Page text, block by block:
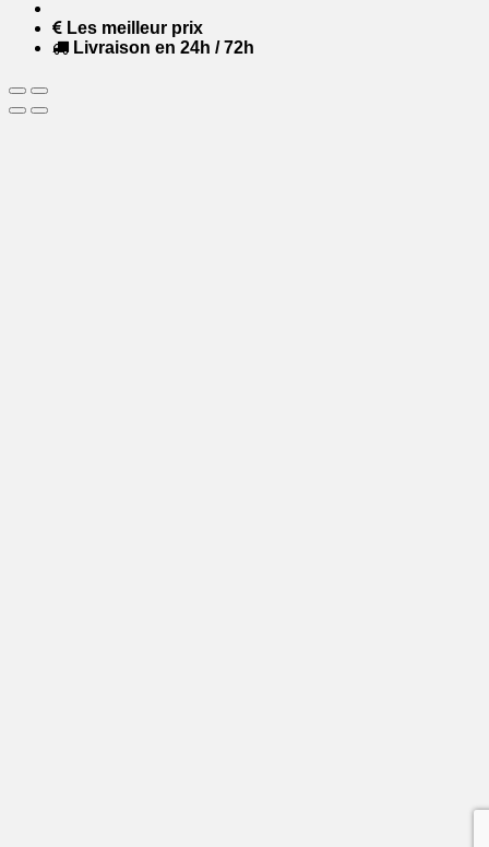
Les meilleur prix
Livraison en 24h / 72h